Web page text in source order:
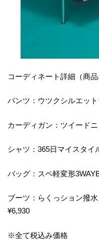
コーディネート詳細（商品
パンツ：ウツクシルエッ
カーディガン：ツイード
シャツ：365日マイスタ
バッグ：スペ軽変形
ブーツ：らくっション撥
¥6,930
※全て税込み価格